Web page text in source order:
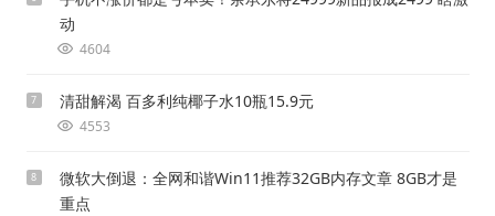
动
4604
7 清甜解渴 百多利纯椰子水10瓶15.9元
4553
8
微软大倒退：全网和谐Win11推荐32GB内存文章 8GB才是
重点